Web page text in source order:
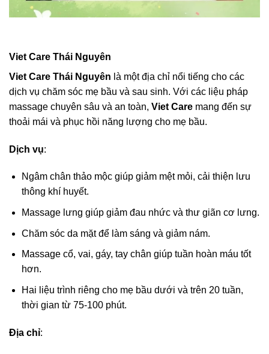
Viet Care Thái Nguyên
Viet Care Thái Nguyên là một địa chỉ nổi tiếng cho các
dịch vụ chăm sóc mẹ bầu và sau sinh. Với các liệu pháp
massage chuyên sâu và an toàn, Viet Care mang đến sự
thoải mái và phục hồi năng lượng cho mẹ bầu.
Dịch vụ:
Ngâm chân thảo mộc giúp giảm mệt mỏi, cải thiện lưu
thông khí huyết.
Massage lưng giúp giảm đau nhức và thư giãn cơ lưng.
Chăm sóc da mặt để làm sáng và giảm nám.
Massage cổ, vai, gáy, tay chân giúp tuần hoàn máu tốt
hơn.
Hai liệu trình riêng cho mẹ bầu dưới và trên 20 tuần,
thời gian từ 75-100 phút.
Địa chỉ: